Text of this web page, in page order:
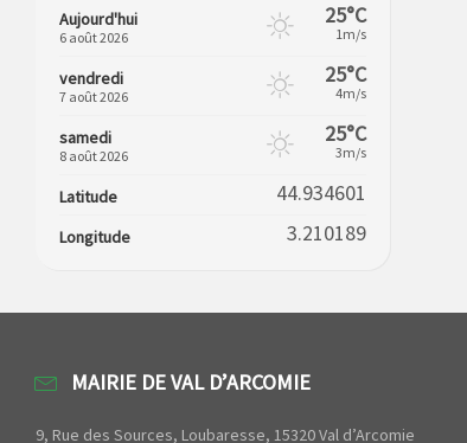
Aujourd'hui
6 août 2026
25°C
1m/s
vendredi
7 août 2026
25°C
4m/s
samedi
8 août 2026
25°C
3m/s
Latitude 44.934601
Longitude 3.210189
MAIRIE DE VAL D’ARCOMIE
9, Rue des Sources, Loubaresse, 15320 Val d’Arcomie